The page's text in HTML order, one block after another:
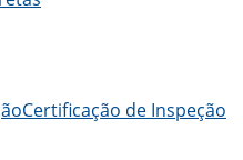
de carboneto de
de silícioCerâmica de
Certificação de Inspeção